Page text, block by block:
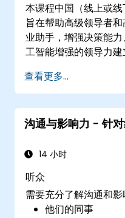
本课程中国（线上或
旨在帮助高级领导者
业助手，增强决策能
工智能增强的领导力建
查看更多...
沟通与影响力 - 针
14 小时
听众
需要充分了解沟通和影
他们的同事